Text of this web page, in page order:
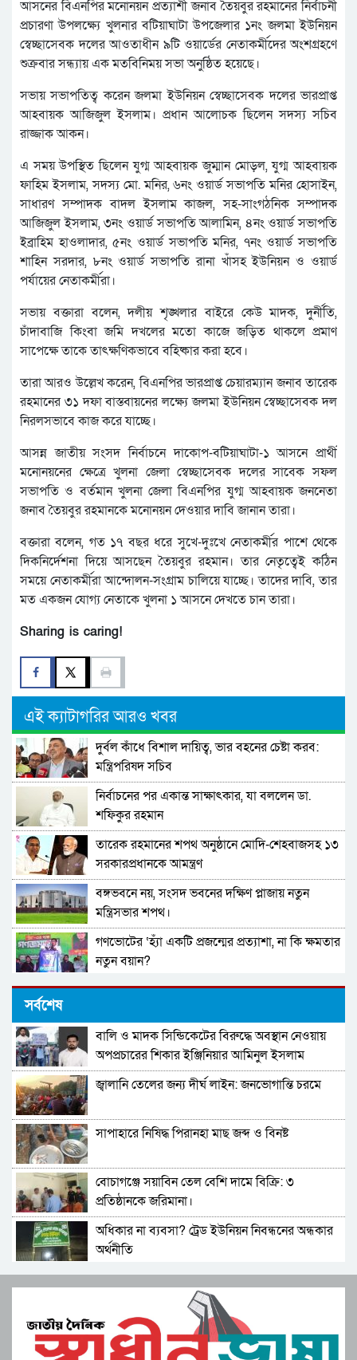
আসনের বিএনপির মনোনয়ন প্রত্যাশী জনাব তৈয়বুর রহমানের নির্বাচনী
প্রচারণা উপলক্ষ্যে খুলনার বটিয়াঘাটা উপজেলার ১নং জলমা ইউনিয়ন
স্বেচ্ছাসেবক দলের আওতাধীন ৯টি ওয়ার্ডের নেতাকর্মীদের অংশগ্রহণে
শুক্রবার সন্ধ্যায় এক মতবিনিময় সভা অনুষ্ঠিত হয়েছে।
সভায় সভাপতিত্ব করেন জলমা ইউনিয়ন স্বেচ্ছাসেবক দলের ভারপ্রাপ্ত
আহবায়ক আজিজুল ইসলাম। প্রধান আলোচক ছিলেন সদস্য সচিব
রাজ্জাক আকন।
এ সময় উপস্থিত ছিলেন যুগ্ম আহবায়ক জুম্মান মোড়ল, যুগ্ম আহবায়ক
ফাহিম ইসলাম, সদস্য মো. মনির, ৬নং ওয়ার্ড সভাপতি মনির হোসাইন,
সাধারণ সম্পাদক বাদল ইসলাম কাজল, সহ-সাংগঠনিক সম্পাদক
আজিজুল ইসলাম, ৩নং ওয়ার্ড সভাপতি আলামিন, ৪নং ওয়ার্ড সভাপতি
ইব্রাহিম হাওলাদার, ৫নং ওয়ার্ড সভাপতি মনির, ৭নং ওয়ার্ড সভাপতি
শাহিন সরদার, ৮নং ওয়ার্ড সভাপতি রানা খাঁসহ ইউনিয়ন ও ওয়ার্ড
পর্যায়ের নেতাকর্মীরা।
সভায় বক্তারা বলেন, দলীয় শৃঙ্খলার বাইরে কেউ মাদক, দুর্নীতি,
চাঁদাবাজি কিংবা জমি দখলের মতো কাজে জড়িত থাকলে প্রমাণ
সাপেক্ষে তাকে তাৎক্ষণিকভাবে বহিষ্কার করা হবে।
তারা আরও উল্লেখ করেন, বিএনপির ভারপ্রাপ্ত চেয়ারম্যান জনাব তারেক
রহমানের ৩১ দফা বাস্তবায়নের লক্ষ্যে জলমা ইউনিয়ন স্বেচ্ছাসেবক দল
নিরলসভাবে কাজ করে যাচ্ছে।
আসন্ন জাতীয় সংসদ নির্বাচনে দাকোপ-বটিয়াঘাটা-১ আসনে প্রার্থী
মনোনয়নের ক্ষেত্রে খুলনা জেলা স্বেচ্ছাসেবক দলের সাবেক সফল
সভাপতি ও বর্তমান খুলনা জেলা বিএনপির যুগ্ম আহবায়ক জননেতা
জনাব তৈয়বুর রহমানকে মনোনয়ন দেওয়ার দাবি জানান তারা।
বক্তারা বলেন, গত ১৭ বছর ধরে সুখে-দুঃখে নেতাকর্মীর পাশে থেকে
দিকনির্দেশনা দিয়ে আসছেন তৈয়বুর রহমান। তার নেতৃত্বেই কঠিন
সময়ে নেতাকর্মীরা আন্দোলন-সংগ্রাম চালিয়ে যাচ্ছে। তাদের দাবি, তার
মত একজন যোগ্য নেতাকে খুলনা ১ আসনে দেখতে চান তারা।
Sharing is caring!
এই ক্যাটাগরির আরও খবর
দুর্বল কাঁধে বিশাল দায়িত্ব, ভার বহনের চেষ্টা করব:
মন্ত্রিপরিষদ সচিব
নির্বাচনের পর একান্ত সাক্ষাৎকার, যা বললেন ডা.
শফিকুর রহমান
তারেক রহমানের শপথ অনুষ্ঠানে মোদি-শেহবাজসহ ১৩
সরকারপ্রধানকে আমন্ত্রণ
বঙ্গভবনে নয়, সংসদ ভবনের দক্ষিণ প্লাজায় নতুন
মন্ত্রিসভার শপথ।
গণভোটের ‘হ্যাঁ একটি প্রজন্মের প্রত্যাশা, না কি ক্ষমতার
নতুন বয়ান?
মনপুরায় বিএনপির সাথে গণঅধিকার পরিষদের
ফরিদপুর যুব সংগ্রাম দলের পরিচিতি সভা অনুষ্ঠিত।
বেকার ভাতার রাজনীতি নয়, কাজের রাজনীতি—
অনিয়ম রোধে প্রবাসীদের সময়মতো ভোট দেয়ার
পুংগলী ইউনিয়ন মুক্তিযুদ্ধের প্রজন্ম দলের পূর্নাঙ্গ কমিটি
গঠিত ।
শহীদ জিয়া স্মৃতি সংসদ ফরিদপুর উপজেলার পূর্ণাঙ্গ
কমিটির পরিচিতি সভা অনুষ্ঠিত।
বাংলাদেশ জাতীয়তাবাদী মুক্তিযুদ্ধের প্রজন্ম দলের
বনওয়ারী নগর ইউনিয়ন শাখার পূর্ণাঙ্গ কমিটি গঠিত।
সর্বশেষ
বালি ও মাদক সিন্ডিকেটের বিরুদ্ধে অবস্থান নেওয়ায়
অপপ্রচারের শিকার ইঞ্জিনিয়ার আমিনুল ইসলাম
ডালিমের অভিযোগ
জ্বালানি তেলের জন্য দীর্ঘ লাইন: জনভোগান্তি চরমে
সাপাহারে নিষিদ্ধ পিরানহা মাছ জব্দ ও বিনষ্ট
বোচাগঞ্জে সয়াবিন তেল বেশি দামে বিক্রি: ৩
প্রতিষ্ঠানকে জরিমানা।
অধিকার না ব্যবসা? ট্রেড ইউনিয়ন নিবন্ধনের অন্ধকার
অর্থনীতি
সেতাবগঞ্জ সরকারি পাইলট মডেল উচ্চ বিদ্যালয়ে
বাংলা নববর্ষ উপলক্ষে চিত্রাঙ্কন।
মনপুরার মেঘনায় মৎস্য অফিস কর্তৃক বিশেষ অভিযানে
পাঙ্গাশ মাছের পোনা ধ্বংসকারী চাই আটক!আগুনে